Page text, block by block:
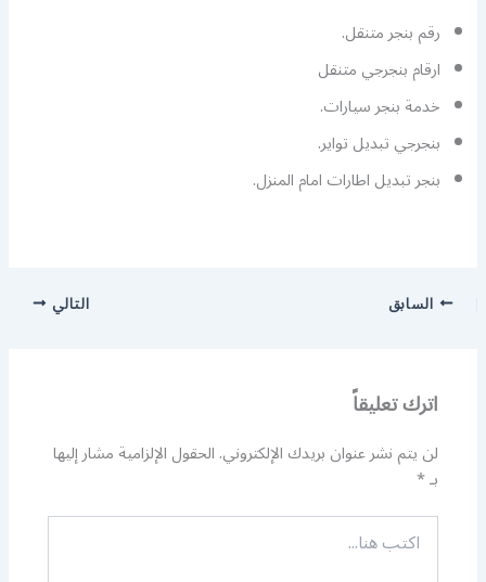
رقم بنجر متنقل.
ارقام بنجرجي متنقل
خدمة بنجر سيارات.
بنجرجي تبديل تواير.
بنجر تبديل اطارات امام المنزل.
السابق التالي
اترك تعليقاً
لن يتم نشر عنوان بريدك الإلكتروني.الحقول الإلزامية مشار إليها
بـ*
اكتب
هنا...